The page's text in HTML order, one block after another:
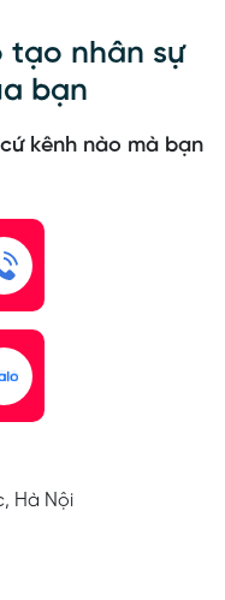
tạo nhân sự
bạn
kênh nào mà bạn
Hà Nội